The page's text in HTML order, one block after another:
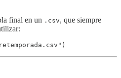
final en un .csv, que siempre